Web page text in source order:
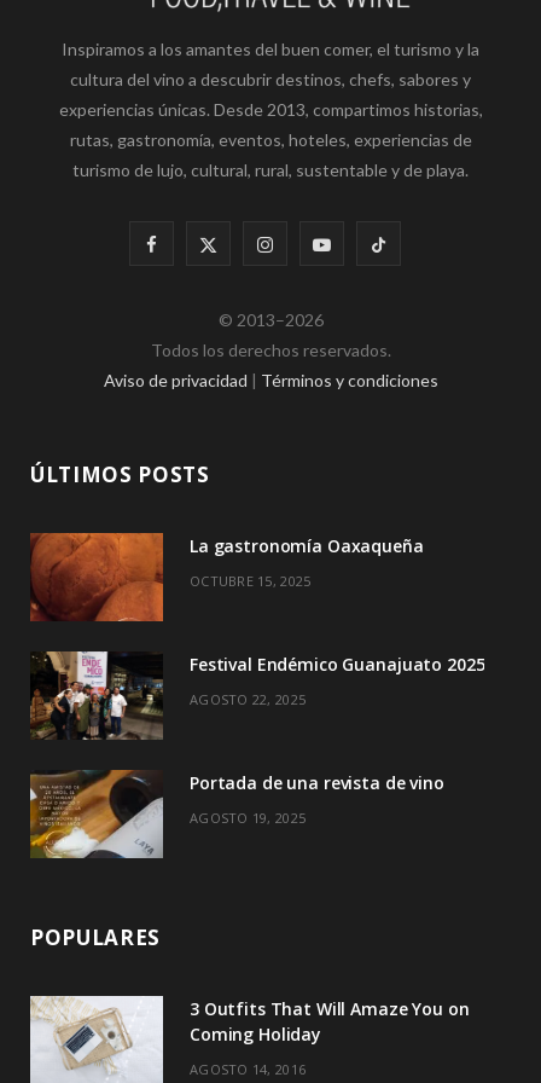
Inspiramos a los amantes del buen comer, el turismo y la
cultura del vino a descubrir destinos, chefs, sabores y
experiencias únicas. Desde 2013, compartimos historias,
rutas, gastronomía, eventos, hoteles, experiencias de
turismo de lujo, cultural, rural, sustentable y de playa.
F
e
o
k
T
w
e
I
s
t
a
Y
T
T
T
© 2013–2026
Todos los derechos reservados.
Aviso de privacidad | Términos y condiciones
ÚLTIMOS POSTS
La gastronomía Oaxaqueña
OCTUBRE 15, 2025
Festival Endémico Guanajuato 2025
AGOSTO 22, 2025
Portada de una revista de vino
AGOSTO 19, 2025
POPULARES
3 Outfits That Will Amaze You on
Coming Holiday
AGOSTO 14, 2016